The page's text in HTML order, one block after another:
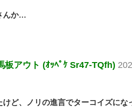
んか…
板アウト (ｵｯﾍﾟｹ Sr47-TQfh)
ど、ノリの進言でターコイズにな